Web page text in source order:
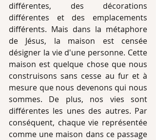
différentes, des décorations
différentes et des emplacements
différents. Mais dans la métaphore
de Jésus, la maison est censée
désigner la vie d'une personne. Cette
maison est quelque chose que nous
construisons sans cesse au fur et à
mesure que nous devenons qui nous
sommes. De plus, nos vies sont
différentes les unes des autres. Par
conséquent, chaque vie représentée
comme une maison dans ce passage